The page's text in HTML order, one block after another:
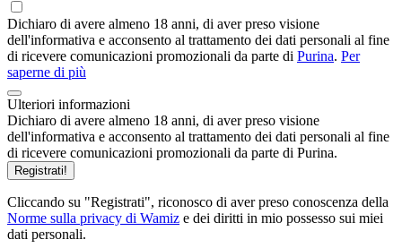
Dichiaro di avere almeno 18 anni, di aver preso visione
dell'informativa e acconsento al trattamento dei dati personali al fine
di ricevere comunicazioni promozionali da parte di Purina. Per
saperne di più
Ulteriori informazioni
Dichiaro di avere almeno 18 anni, di aver preso visione
dell'informativa e acconsento al trattamento dei dati personali al fine
di ricevere comunicazioni promozionali da parte di Purina.
Registrati!
Cliccando su "Registrati", riconosco di aver preso conoscenza della
Norme sulla privacy di Wamiz e dei diritti in mio possesso sui miei
dati personali.